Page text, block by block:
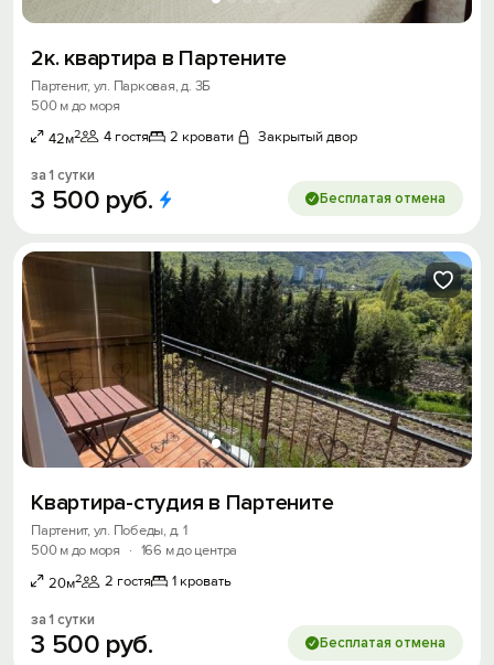
2к. квартира в Партените
Партенит, ул. Парковая, д. 3Б
500 м до моря
42м2 4 гостя 2 кровати Закрытый двор
за 1 сутки
3 500 руб. Бесплатая отмена
Квартира-студия в Партените
Партенит, ул. Победы, д. 1
500 м до моря
· 166 м до центра
20м2 2 гостя 1 кровать
за 1 сутки
3 500 руб. Бесплатая отмена